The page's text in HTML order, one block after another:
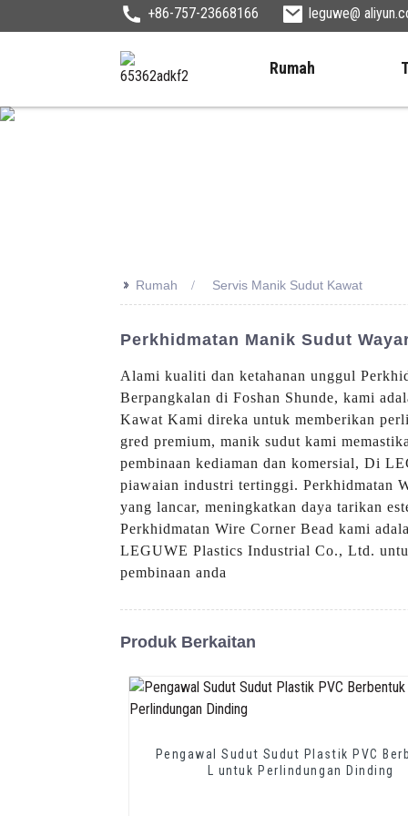
+86-757-23668166 leguwe@
Rumah
>> Rumah Servis Manik Sudut Kawat
Perkhidmatan Manik Sudut
Alami kualiti dan ketahanan unggul
Berpangkalan di Foshan Shunde, kami
Kawat Kami direka untuk memberikan
gred premium, manik sudut kami
pembinaan kediaman dan komersial, Di
piawaian industri tertinggi. Perkhidmatan
yang lancar, meningkatkan daya tarikan
Perkhidmatan Wire Corner Bead kami
LEGUWE Plastics Industrial Co., Ltd.
pembinaan anda
Produk Berkaitan
Pengawal Sudut Sudut Plastik PVC
L untuk Perlindungan Dinding